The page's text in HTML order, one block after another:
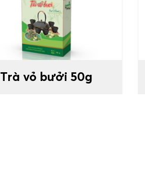
Trà vỏ bưởi 50g